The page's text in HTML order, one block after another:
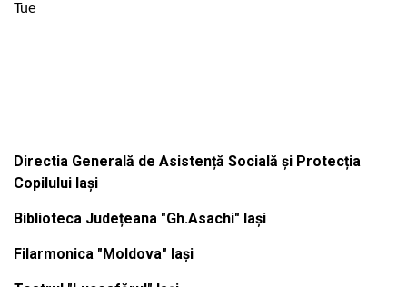
Tue
Directia Generală de Asistență Socială și Protecția
Copilului Iași
Biblioteca Județeana "Gh.Asachi" Iași
Filarmonica "Moldova" Iași